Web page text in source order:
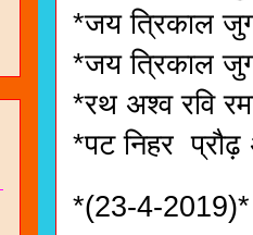
*जय त्रिकाल
*जय त्रिकाल
*रथ अश्व रवि
*पट निहर प्रौढ़
*(23-4-2019)*